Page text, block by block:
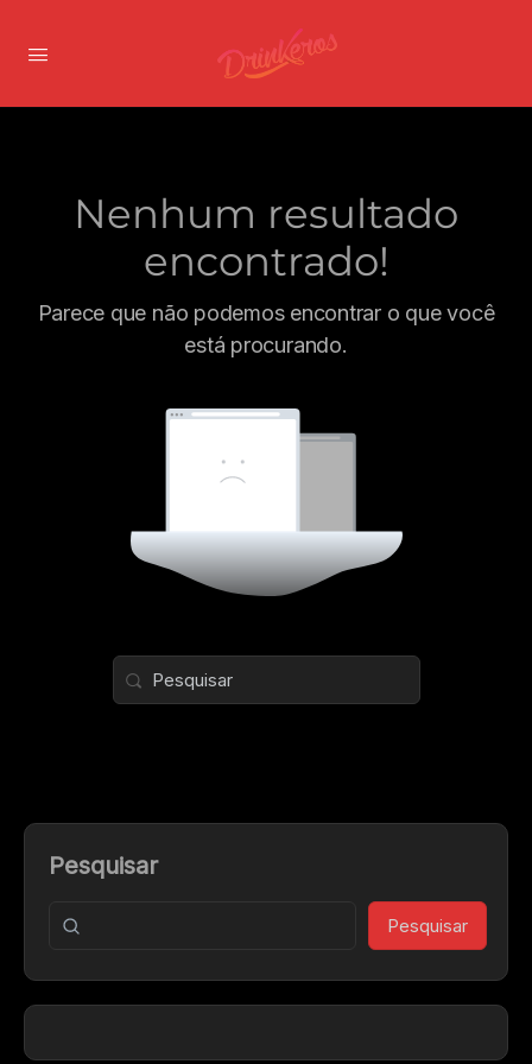
Nenhum resultado
encontrado!
Parece que não podemos encontrar o que você
está procurando.
Pesquisar
Pesquisar